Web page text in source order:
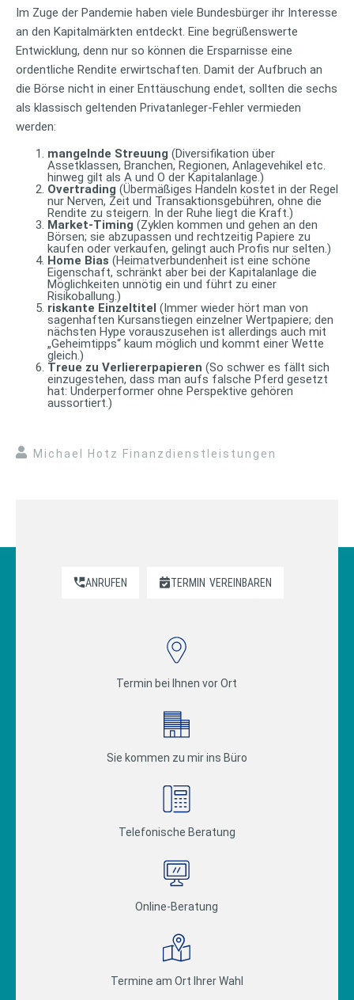
Im Zuge der Pandemie haben viele Bundesbürger ihr Interesse
an den Kapitalmärkten entdeckt. Eine begrüßenswerte
Entwicklung, denn nur so können die Ersparnisse eine
ordentliche Rendite erwirtschaften. Damit der Aufbruch an
die Börse nicht in einer Enttäuschung endet, sollten die sechs
als klassisch geltenden Privatanleger-Fehler vermieden
werden:
mangelnde Streuung (Diversifikation über
Assetklassen, Branchen, Regionen, Anlagevehikel etc.
hinweg gilt als A und O der Kapitalanlage.)
Overtrading (Übermäßiges Handeln kostet in der Regel
nur Nerven, Zeit und Transaktionsgebühren, ohne die
Rendite zu steigern. In der Ruhe liegt die Kraft.)
Market-Timing (Zyklen kommen und gehen an den
Börsen; sie abzupassen und rechtzeitig Papiere zu
kaufen oder verkaufen, gelingt auch Profis nur selten.)
Home Bias (Heimatverbundenheit ist eine schöne
Eigenschaft, schränkt aber bei der Kapitalanlage die
Möglichkeiten unnötig ein und führt zu einer
Risikoballung.)
riskante Einzeltitel (Immer wieder hört man von
sagenhaften Kursanstiegen einzelner Wertpapiere; den
nächsten Hype vorauszusehen ist allerdings auch mit
„Geheimtipps“ kaum möglich und kommt einer Wette
gleich.)
Treue zu Verliererpapieren (So schwer es fällt sich
einzugestehen, dass man aufs falsche Pferd gesetzt
hat: Underperformer ohne Perspektive gehören
aussortiert.)
Michael Hotz Finanzdienstleistungen
ANRUFEN TERMIN VEREINBAREN
Termin bei Ihnen vor Ort
Sie kommen zu mir ins Büro
Telefonische Beratung
Online-Beratung
Termine am Ort Ihrer Wahl